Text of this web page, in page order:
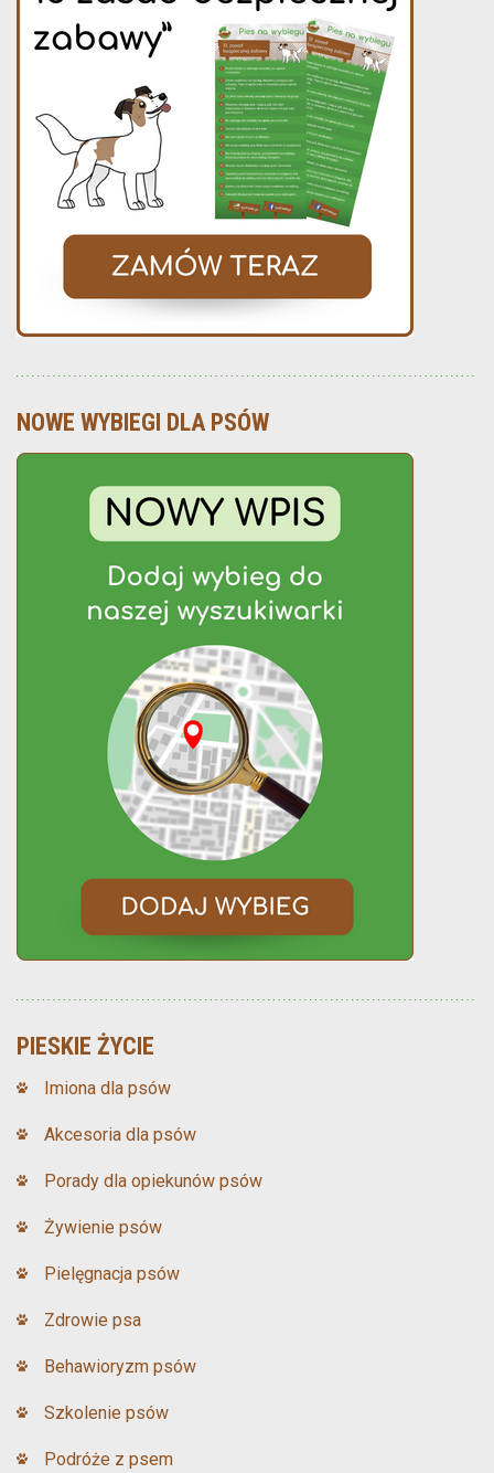
NOWE WYBIEGI DLA PSÓW
PIESKIE ŻYCIE
Imiona dla psów
Akcesoria dla psów
Porady dla opiekunów psów
Żywienie psów
Pielęgnacja psów
Zdrowie psa
Behawioryzm psów
Szkolenie psów
Podróże z psem